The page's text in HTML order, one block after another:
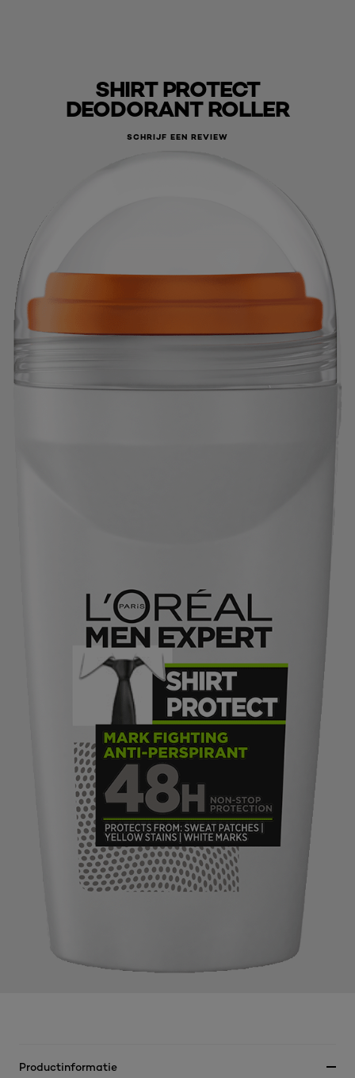
SHIRT PROTECT
DEODORANT ROLLER
SCHRIJF EEN REVIEW
Productinformatie